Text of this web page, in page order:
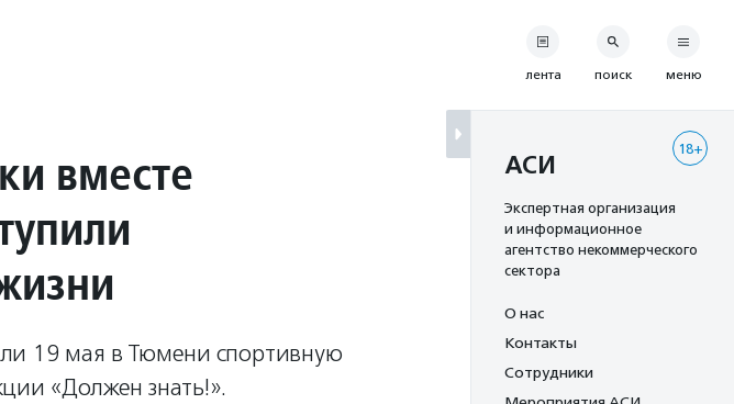
вместе
19 мая в Тюмени спортивную
«Должен знать!».
лента поиск меню
18+
АСИ
Экспертная организация
и информационное
агентство некоммерческого
сектора
О нас
Контакты
Сотрудники